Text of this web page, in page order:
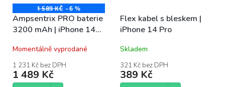
1 589 KČ –6 %
Ampsentrix PRO baterie
3200 mAh | iPhone 14
Momentálně vyprodané
1 231 Kč bez DPH
1 489 Kč
Flex kabel s bleskem |
iPhone 14 Pro
Skladem
321 Kč bez DPH
389 Kč